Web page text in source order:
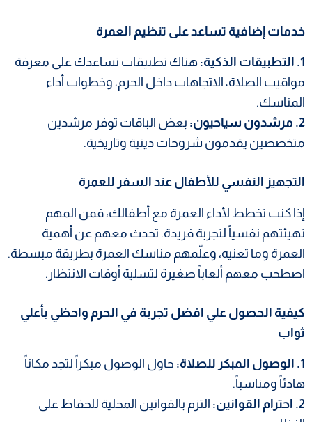
خدمات إضافية تساعد على تنظيم العمرة
1. التطبيقات الذكية:
هناك تطبيقات تساعدك على معرفة
مواقيت الصلاة، الاتجاهات داخل الحرم، وخطوات أداء
المناسك.
2. مرشدون سياحيون:
بعض الباقات توفر مرشدين
متخصصين يقدمون شروحات دينية وتاريخية.
التجهيز النفسي للأطفال عند السفر للعمرة
إذا كنت تخطط لأداء العمرة مع أطفالك، فمن المهم
تهيئتهم نفسياً لتجربة فريدة. تحدث معهم عن أهمية
العمرة وما تعنيه، وعلّمهم مناسك العمرة بطريقة مبسطة.
اصطحب معهم ألعاباً صغيرة لتسلية أوقات الانتظار.
كيفية الحصول علي افضل تجربة في الحرم واحظي بأعلي
ثواب
1. الوصول المبكر للصلاة:
حاول الوصول مبكراً لتجد مكاناً
هادئاً ومناسباً.
2. احترام القوانين:
التزم بالقوانين المحلية للحفاظ على